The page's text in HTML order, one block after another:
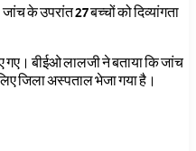
के उपरांत 27 बच्चों को दिव्यांगता
गए। बीईओ लालजी ने बताया कि जांच
जिला अस्पताल भेजा गया है।